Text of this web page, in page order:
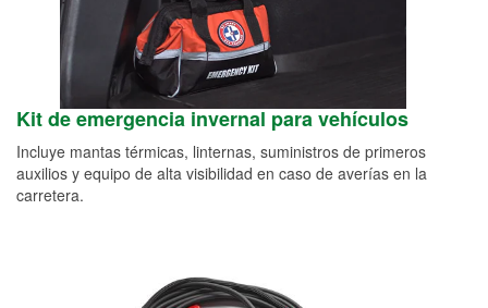
Kit de emergencia invernal para vehículos
Incluye mantas térmicas, linternas, suministros de primeros
auxilios y equipo de alta visibilidad en caso de averías en la
carretera.